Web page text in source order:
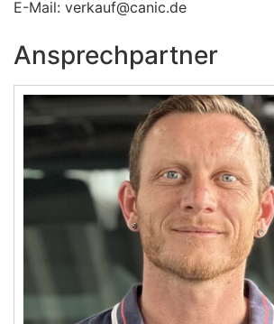
E-Mail: verkauf@canic.de
Ansprechpartner